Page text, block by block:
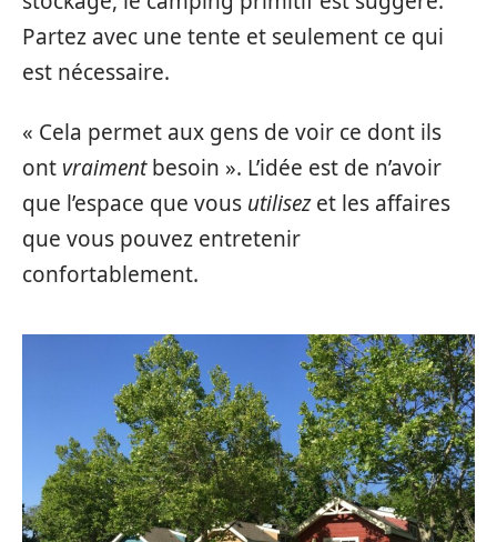
Partez avec une tente et seulement ce qui
est nécessaire.
« Cela permet aux gens de voir ce dont ils
ont vraimentbesoin ». L’idée est de n’avoir
que l’espace que vous utilisezet les affaires
que vous pouvez entretenir
confortablement.